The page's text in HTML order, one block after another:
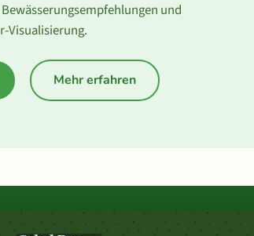
und
Visualisierung.
Mehr erfahren